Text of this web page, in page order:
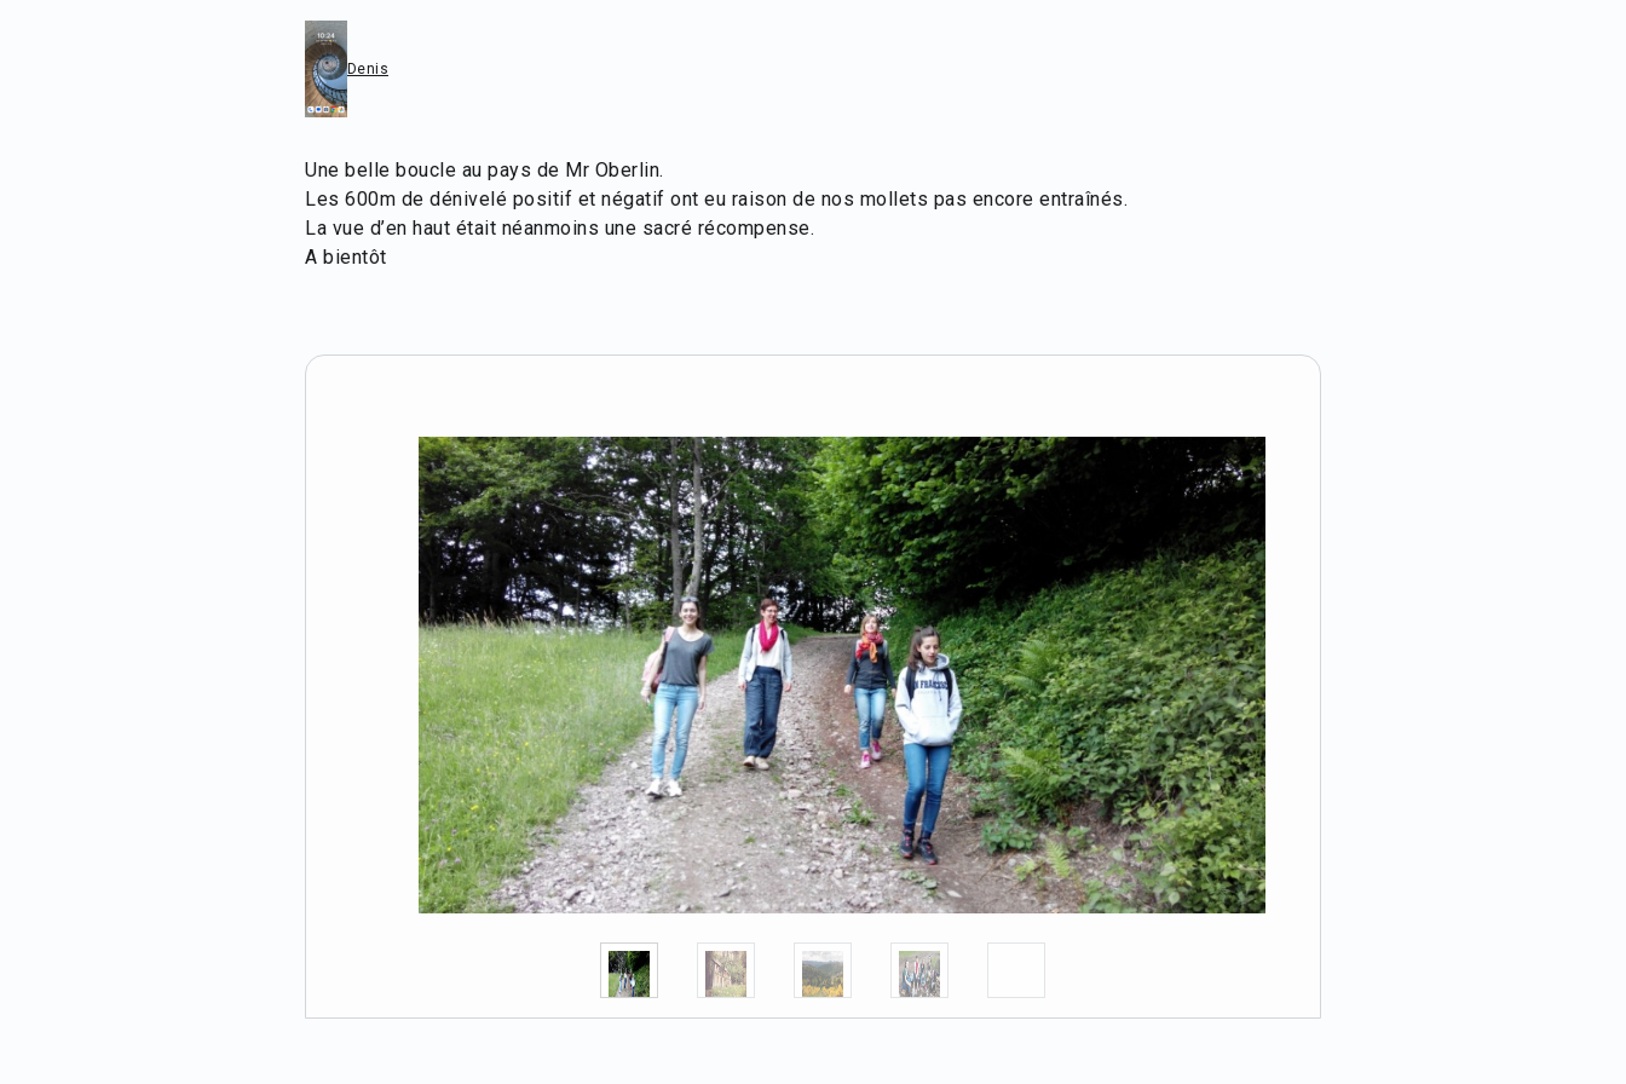
Denis
Une belle boucle au pays de Mr Oberlin.
Les 600m de dénivelé positif et négatif ont eu raison de nos mollets pas encore entraînés.
La vue d’en haut était néanmoins une sacré récompense.
A bientôt